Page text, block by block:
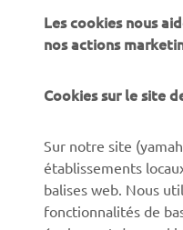
Découvrez Yamaha
Les cookies nous
nos actions
Cookies sur le site
Sur notre site
établissements
balises web. Nous
fonctionnalités de